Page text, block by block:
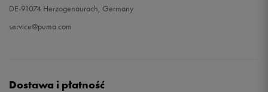
DE-91074 Herzogenaurach, Germany
service@puma.com
Dostawa i płatność